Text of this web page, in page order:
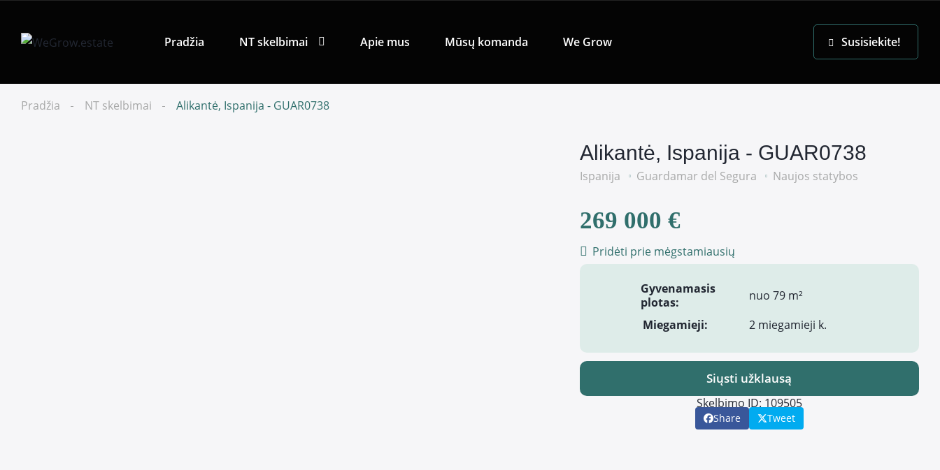
Pradžia NT skelbimai Apie mus Mūsų komanda We Grow Susisiekite!
Pradžia NT skelbimai Alikantė, Ispanija - GUAR0738
Alikantė, Ispanija - GUAR0738
Ispanija Guardamar del Segura Naujos statybos
269 000 €
Pridėti prie mėgstamiausių
Gyvenamasis
plotas:
nuo 79 m²
Miegamieji:
2 miegamieji k.
Siųsti užklausą
Skelbimo ID: 109505
Share Tweet